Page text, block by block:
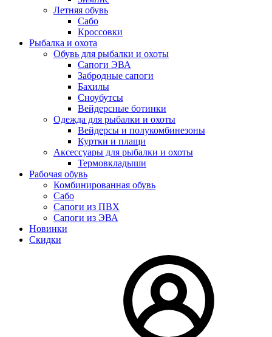
Летняя обувь
Сабо
Кроссовки
Рыбалка и охота
Обувь для рыбалки и охоты
Сапоги ЭВА
Забродные сапоги
Бахилы
Сноубутсы
Вейдерсные ботинки
Одежда для рыбалки и охоты
Вейдерсы и полукомбинезоны
Куртки и плащи
Аксессуары для рыбалки и охоты
Термовкладыши
Рабочая обувь
Комбинированная обувь
Сабо
Сапоги из ПВХ
Сапоги из ЭВА
Новинки
Скидки